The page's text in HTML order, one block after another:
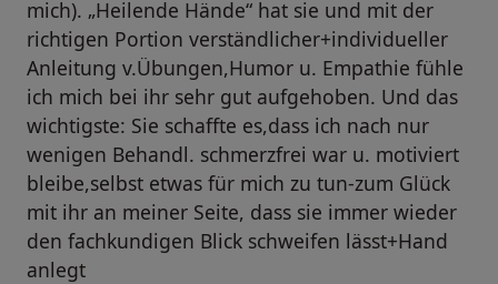
mich). „Heilende Hände“ hat sie und mit der
richtigen Portion verständlicher+individueller
Anleitung v.Übungen,Humor u. Empathie fühle
ich mich bei ihr sehr gut aufgehoben. Und das
wichtigste: Sie schaffte es,dass ich nach nur
wenigen Behandl. schmerzfrei war u. motiviert
bleibe,selbst etwas für mich zu tun-zum Glück
mit ihr an meiner Seite, dass sie immer wieder
den fachkundigen Blick schweifen lässt+Hand
anlegt